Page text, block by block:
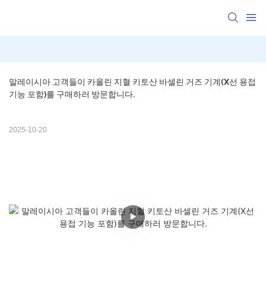
말레이시아 고객들이 카올린 지혈 키토산 바셀린 거즈 기계(X선 용접
기능 포함)를 구매하러 방문합니다.
2025-10-20